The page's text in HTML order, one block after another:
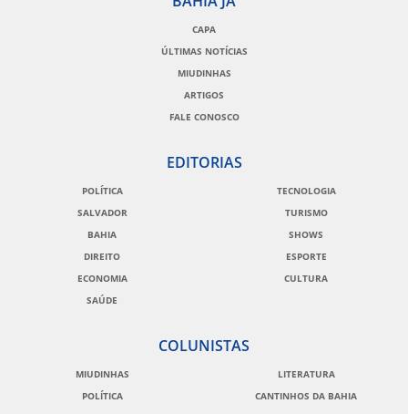
CAPA
ÚLTIMAS NOTÍCIAS
MIUDINHAS
ARTIGOS
FALE CONOSCO
EDITORIAS
POLÍTICA
SALVADOR
BAHIA
DIREITO
ECONOMIA
SAÚDE
TECNOLOGIA
TURISMO
SHOWS
ESPORTE
CULTURA
COLUNISTAS
MIUDINHAS
POLÍTICA
LITERATURA
CANTINHOS DA BAHIA